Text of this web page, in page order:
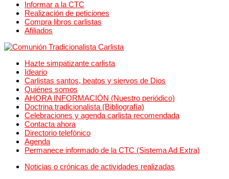
Informar a la CTC
Realización de peticiones
Compra libros carlistas
Afiliados
Hazte simpatizante carlista
Ideario
Carlistas santos, beatos y siervos de Dios
Quiénes somos
AHORA INFORMACIÓN (Nuestro periódico)
Doctrina tradicionalista (Bibliografía)
Celebraciones y agenda carlista recomendada
Contacta ahora
Directorio telefónico
Agenda
Permanece informado de la CTC (Sistema Ad Extra)
Noticias o crónicas de actividades realizadas